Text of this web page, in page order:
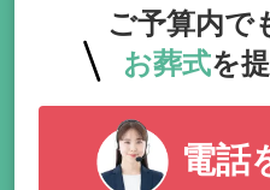
ご予算内で
お葬式を
電話